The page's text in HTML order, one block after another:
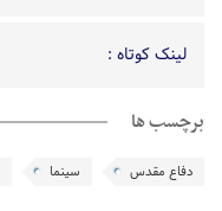
لینک کوتاه :
برچسب ها
دفاع مقدس سینما